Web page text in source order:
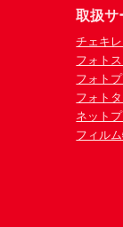
取扱サ
チェキ
フォト
フォト
フォト
ネット
フィル